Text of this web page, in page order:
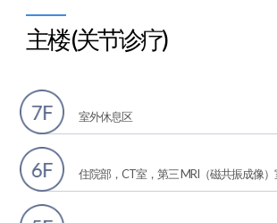
主楼 (关节诊疗)
室外休息区
住院部，CT室，第三 MRI（磁共振成像